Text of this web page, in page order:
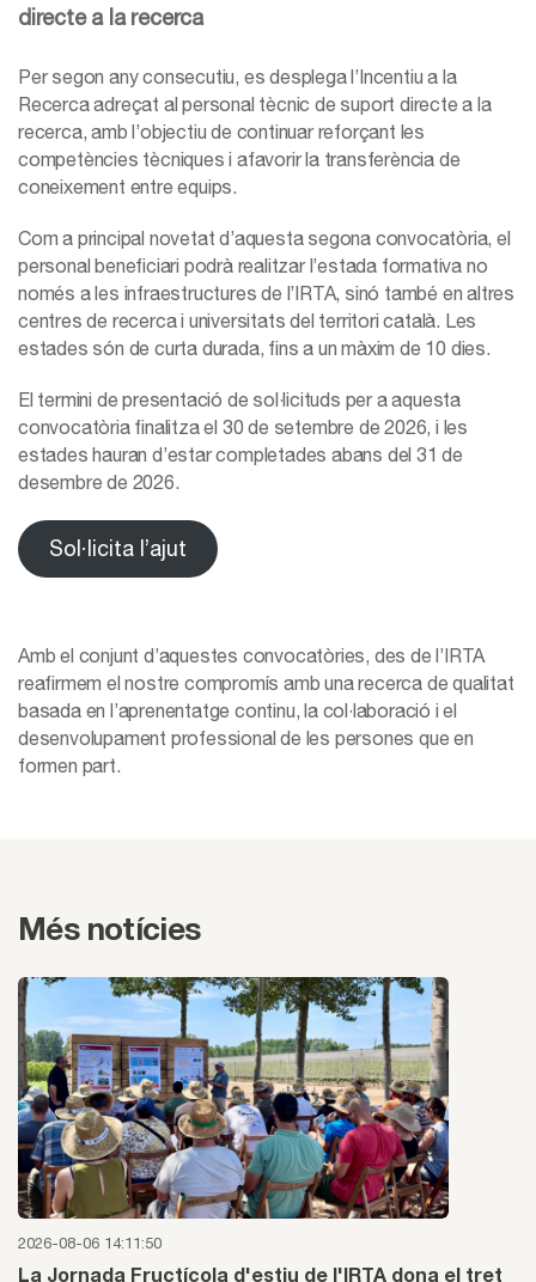
directe a la recerca
Per segon any consecutiu, es desplega l’Incentiu a la
Recerca adreçat al personal tècnic de suport directe a la
recerca, amb l’objectiu de continuar reforçant les
competències tècniques i afavorir la transferència de
coneixement entre equips.
Com a principal novetat d’aquesta segona convocatòria, el
personal beneficiari podrà realitzar l’estada formativa no
només a les infraestructures de l’IRTA, sinó també en altres
centres de recerca i universitats del territori català. Les
estades són de curta durada, fins a un màxim de 10 dies.
El termini de presentació de sol·licituds per a aquesta
convocatòria finalitza el 30 de setembre de 2026, i les
estades hauran d’estar completades abans del 31 de
desembre de 2026.
Sol·licita l’ajut
Amb el conjunt d’aquestes convocatòries, des de l’IRTA
reafirmem el nostre compromís amb una recerca de qualitat
basada en l’aprenentatge continu, la col·laboració i el
desenvolupament professional de les persones que en
formen part.
Més notícies
2026-08-06 14:11:50
La Jornada Fructícola d'estiu de l'IRTA dona el tret